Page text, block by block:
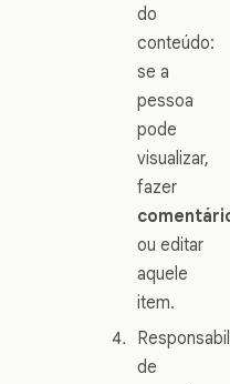
do
conteúdo:
se a
pessoa
pode
visualizar,
fazer
ou editar
aquele
item.
de